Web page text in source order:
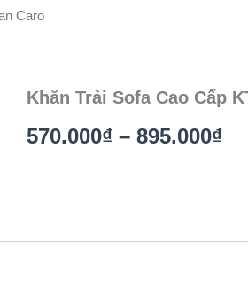
Caro
Khăn Trải Sofa Cao Cấp
570.000₫ – 895.000₫